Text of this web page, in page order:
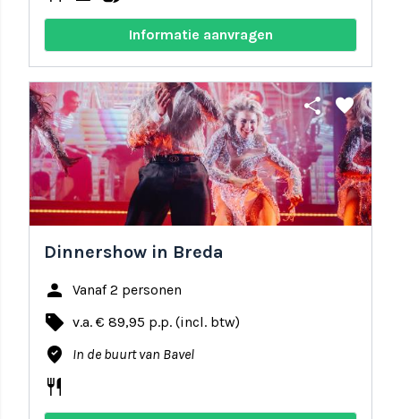
Informatie aanvragen
share favorite
Dinnershow in Breda
person Vanaf 2 personen
local_offer v.a. € 89,95 p.p. (incl. btw)
where_to_vote In de buurt van Bavel
restaurant